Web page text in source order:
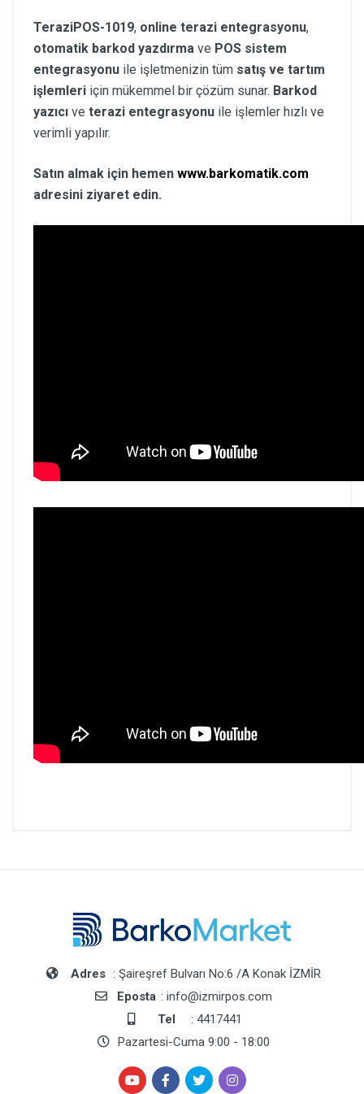
TeraziPOS-1019, online terazi entegrasyonu,
otomatik barkod yazdırma ve POS sistem
entegrasyonu ile işletmenizin tüm satış ve tartım
işlemleri için mükemmel bir çözüm sunar. Barkod
yazıcı ve terazi entegrasyonu ile işlemler hızlı ve
verimli yapılır.
Satın almak için hemen www.barkomatik.com
adresini ziyaret edin.
Adres : Şaireşref Bulvarı No:6 /A Konak İZMİR
Eposta : info@izmirpos.com
Tel
: 4417441
Pazartesi-Cuma 9:00 - 18:00